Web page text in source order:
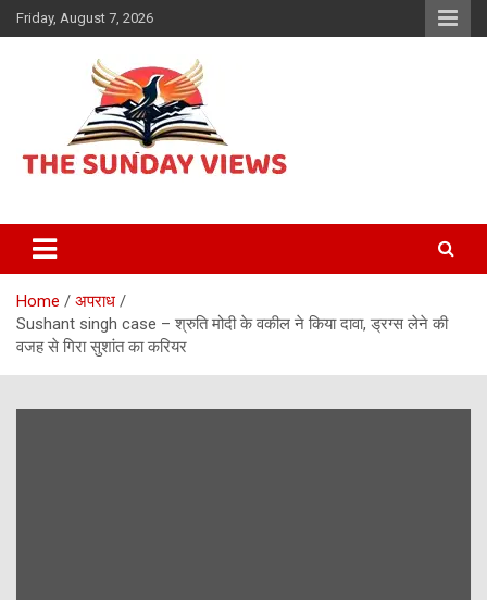
Skip
to
Friday, August 7, 2026
The Sunday views
Home
अपराध
Sushant singh case – श्रुति मोदी के वकील ने किया दावा, ड्रग्स लेने की
वजह से गिरा सुशांत का करियर